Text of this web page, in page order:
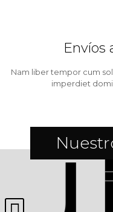
Envíos
Nam liber tempor cum
imperdiet